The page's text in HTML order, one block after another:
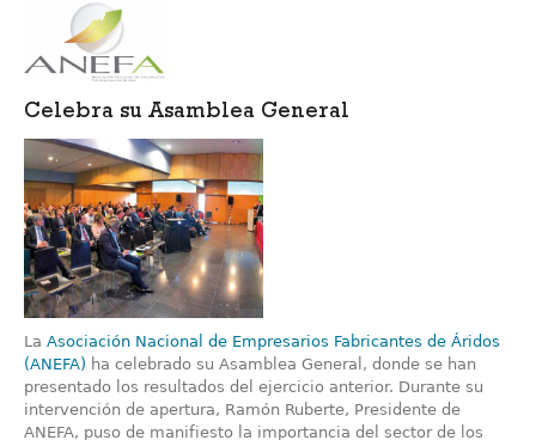
Celebra su Asamblea General
La Asociación Nacional de Empresarios Fabricantes de Áridos
(ANEFA) ha celebrado su Asamblea General, donde se han
presentado los resultados del ejercicio anterior. Durante su
intervención de apertura, Ramón Ruberte, Presidente de
ANEFA, puso de manifiesto la importancia del sector de los